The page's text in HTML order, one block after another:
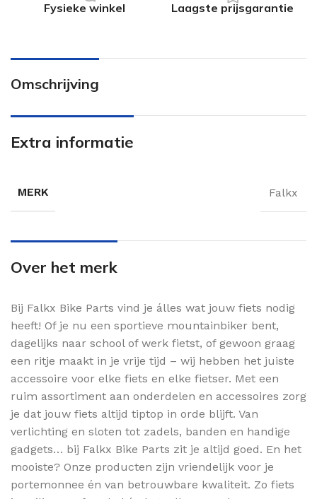
Fysieke winkel Laagste prijsgarantie
Omschrijving
Extra informatie
MERK Falkx
Over het merk
Bij Falkx Bike Parts vind je álles wat jouw fiets nodig
heeft! Of je nu een sportieve mountainbiker bent,
dagelijks naar school of werk fietst, of gewoon graag
een ritje maakt in je vrije tijd – wij hebben het juiste
accessoire voor elke fiets en elke fietser. Met een
ruim assortiment aan onderdelen en accessoires zorg
je dat jouw fiets altijd tiptop in orde blijft. Van
verlichting en sloten tot zadels, banden en handige
gadgets… bij Falkx Bike Parts zit je altijd goed. En het
mooiste? Onze producten zijn vriendelijk voor je
portemonnee én van betrouwbare kwaliteit. Zo fiets